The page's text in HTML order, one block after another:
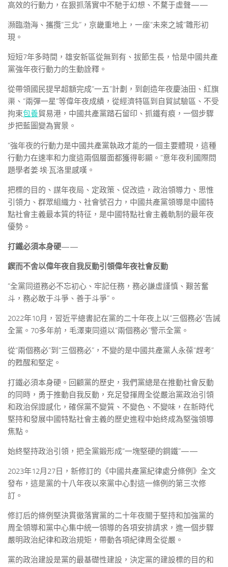
高效的行動力，在狠抓落實中不馳于幻想、不騖于虛聲——
瀕臨渤海、攜攬“三北”，京畿重地上，一座“未來之城”雛形初
現。
短短7年多時間，雄安新區從無到有、拔節生長，恰是中國共產
黨強年夜行動力的生動詮釋。
從帶領國民提早超額完成“一五”計劃，到創造年夜慶油田、紅旗
渠、“兩彈一星”等偉年夜成績，從經濟特區到自貿試驗區、不受
拘束包養貿易港，中國共產黨踏石留印、抓鐵有痕，一個步驟
步把藍圖變為實景。
“強年夜的行動力是中國共產黨執政才能的一個主要體現，這種
行動力在速率和力度這兩個層面都獲得彰顯。”意年夜利國際問
題學者姜·埃·瓦洛里感嘆。
把標的目的、謀年夜局、定政策、促改造，政治領導力、思惟
引領力、群眾組織力、社會號召力，中國共產黨領導是中國特
點社會主義最本質的特征，是中國特點社會主義軌制的最年夜
優勢。
打鐵必須本身硬——
鍥而不舍以偉年夜自我反動引領偉年夜社會反動
“全黨同道務必不忘初心、牢記任務，務必謙虛謹慎、艱苦奮
斗，務必敢于斗爭、善于斗爭”。
2022年10月，習近平總書記在黨的二十年夜上以“三個務必”告誡
全黨。70多年前，毛澤東同道以“兩個務必”警示全黨。
從“兩個務必”到“三個務必”，不變的是中國共產黨人永葆“趕考”
的甦醒和堅定。
打鐵必須本身硬。回顧黨的歷史，我們黨總是在推動社會反動
的同時，勇于推動自我反動，充足發揮周全從嚴治黨政治引領
和政治保證感化，確保黨不變質、不變色、不變味，在新時代
堅持和發展中國特點社會主義的歷史進程中始終成為堅強領導
焦點。
始終堅持政治引領，把全黨鍛形成“一塊堅硬的鋼鐵”——
2023年12月27日，新修訂的《中國共產黨紀律處分條例》全文
發布，這是黨的十八年夜以來黨中心對這一條例的第三次修
訂。
修訂后的條例堅決貫徹落實黨的二十年夜關于堅持和加強黨的
周全領導和黨中心集中統一領導的各項安排請求，進一個步驟
嚴明政治紀律和政治規矩，帶動各項紀律周全從嚴。
黨的政治建設是黨的最基礎性建設，決定黨的建設標的目的和